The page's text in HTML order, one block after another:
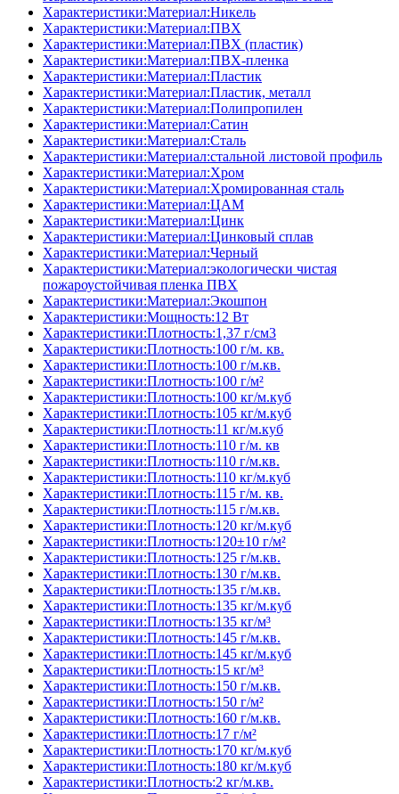
Характеристики:Материал:Никель
Характеристики:Материал:ПВХ
Характеристики:Материал:ПВХ (пластик)
Характеристики:Материал:ПВХ-пленка
Характеристики:Материал:Пластик
Характеристики:Материал:Пластик, металл
Характеристики:Материал:Полипропилен
Характеристики:Материал:Сатин
Характеристики:Материал:Сталь
Характеристики:Материал:стальной листовой профиль
Характеристики:Материал:Хром
Характеристики:Материал:Хромированная сталь
Характеристики:Материал:ЦАМ
Характеристики:Материал:Цинк
Характеристики:Материал:Цинковый сплав
Характеристики:Материал:Черный
Характеристики:Материал:экологически чистая
пожароустойчивая пленка ПВХ
Характеристики:Материал:Экошпон
Характеристики:Мощность:12 Вт
Характеристики:Плотность:1,37 г/см3
Характеристики:Плотность:100 г/м. кв.
Характеристики:Плотность:100 г/м.кв.
Характеристики:Плотность:100 г/м²
Характеристики:Плотность:100 кг/м.куб
Характеристики:Плотность:105 кг/м.куб
Характеристики:Плотность:11 кг/м.куб
Характеристики:Плотность:110 г/м. кв
Характеристики:Плотность:110 г/м.кв.
Характеристики:Плотность:110 кг/м.куб
Характеристики:Плотность:115 г/м. кв.
Характеристики:Плотность:115 г/м.кв.
Характеристики:Плотность:120 кг/м.куб
Характеристики:Плотность:120±10 г/м²
Характеристики:Плотность:125 г/м.кв.
Характеристики:Плотность:130 г/м.кв.
Характеристики:Плотность:135 г/м.кв.
Характеристики:Плотность:135 кг/м.куб
Характеристики:Плотность:135 кг/м³
Характеристики:Плотность:145 г/м.кв.
Характеристики:Плотность:145 кг/м.куб
Характеристики:Плотность:15 кг/м³
Характеристики:Плотность:150 г/м.кв.
Характеристики:Плотность:150 г/м²
Характеристики:Плотность:160 г/м.кв.
Характеристики:Плотность:17 г/м²
Характеристики:Плотность:170 кг/м.куб
Характеристики:Плотность:180 кг/м.куб
Характеристики:Плотность:2 кг/м.кв.